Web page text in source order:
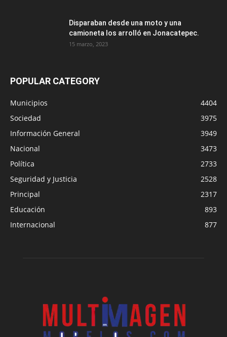
Disparaban desde una moto y una
camioneta los arrolló en Jonacatepec.
15 marzo, 2023
POPULAR CATEGORY
Municipios
4404
Sociedad
3975
Información General
3949
Nacional
3473
Política
2733
Seguridad y Justicia
2528
Principal
2317
Educación
893
Internacional
877